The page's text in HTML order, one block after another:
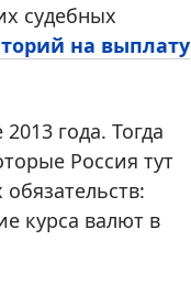
судебных
на выплату
года. Тогда
Россия тут
курса валют в